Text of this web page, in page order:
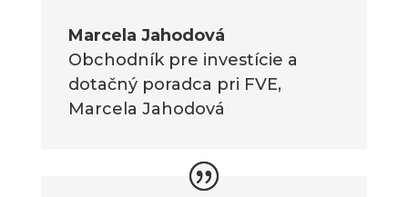
Marcela Jahodová
Obchodník pre investície a
dotačný poradca pri FVE,
Marcela Jahodová